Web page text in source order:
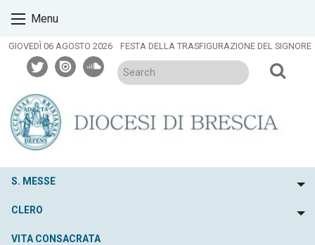
content
Menu
GIOVEDÌ 06 AGOSTO 2026 FESTA DELLA TRASFIGURAZIONE DEL SIGNORE
twitterissuusoundcloud
S. MESSE
CLERO
VITA CONSACRATA